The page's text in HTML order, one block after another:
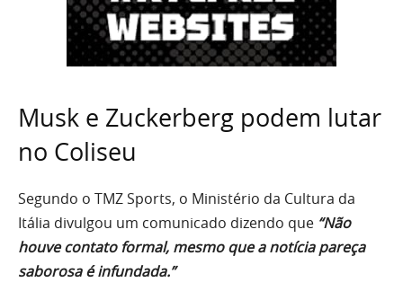
Musk e Zuckerberg podem lutar
no Coliseu
Segundo o TMZ Sports, o Ministério da Cultura da
Itália divulgou um comunicado dizendo que “Não
houve contato formal, mesmo que a notícia pareça
saborosa é infundada.”